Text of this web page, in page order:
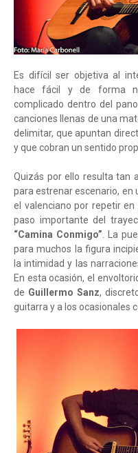
Es difícil ser objetiva al
hace fácil y de forma
complicado dentro del
canciones llenas de una
delimitar, que apuntan
y que cobran un sentido
Quizás por ello resulta tan
para estrenar escenario, en
el valenciano por repetir
paso importante del
“Camina Conmigo”. La
para muchos la figura
la intimidad y las
En esta ocasión, el
de Guillermo Sanz,
guitarra y a los ocasionales